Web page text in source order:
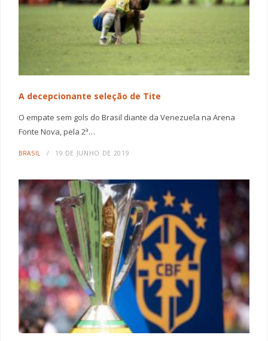
A decepcionante seleção de Tite
O empate sem gols do Brasil diante da Venezuela na Arena
Fonte Nova, pela 2ª…
BRASIL 19 DE JUNHO DE 2019